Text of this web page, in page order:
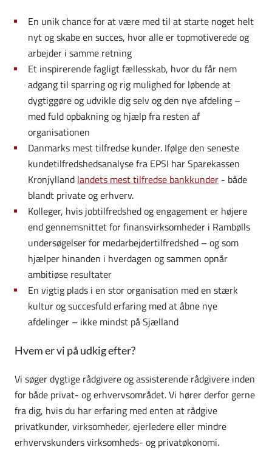
En unik chance for at være med til at starte noget helt
nyt og skabe en succes, hvor alle er topmotiverede og
arbejder i samme retning
Et inspirerende fagligt fællesskab, hvor du får nem
adgang til sparring og rig mulighed for løbende at
dygtiggøre og udvikle dig selv og den nye afdeling –
med fuld opbakning og hjælp fra resten af
organisationen
Danmarks mest tilfredse kunder. Ifølge den seneste
kundetilfredshedsanalyse fra EPSI har Sparekassen
Kronjylland landets mest tilfredse bankkunder - både
blandt private og erhverv.
Kolleger, hvis jobtilfredshed og engagement er højere
end gennemsnittet for finansvirksomheder i Rambølls
undersøgelser for medarbejdertilfredshed – og som
hjælper hinanden i hverdagen og sammen opnår
ambitiøse resultater
En vigtig plads i en stor organisation med en stærk
kultur og succesfuld erfaring med at åbne nye
afdelinger – ikke mindst på Sjælland
Hvem er vi på udkig efter?
Vi søger dygtige rådgivere og assisterende rådgivere inden
for både privat- og erhvervsområdet. Vi hører derfor gerne
fra dig, hvis du har erfaring med enten at rådgive
privatkunder, virksomheder, ejerledere eller mindre
erhvervskunders virksomheds- og privatøkonomi.